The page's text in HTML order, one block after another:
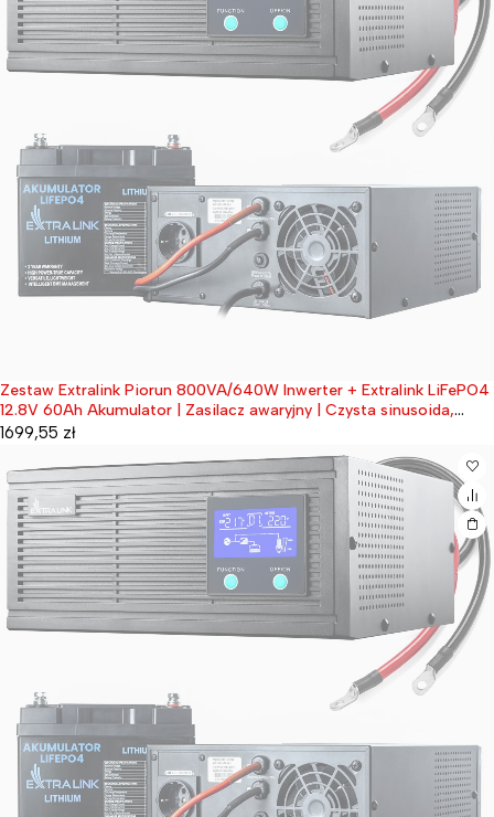
Wyprzedane
Zestaw Extralink Piorun 800VA/640W Inwerter + Extralink LiFePO4
12.8V 60Ah Akumulator | Zasilacz awaryjny | Czysta sinusoida,
napięcie akumulatora 12.8VDC + bezobsługowy
1699,55 zł